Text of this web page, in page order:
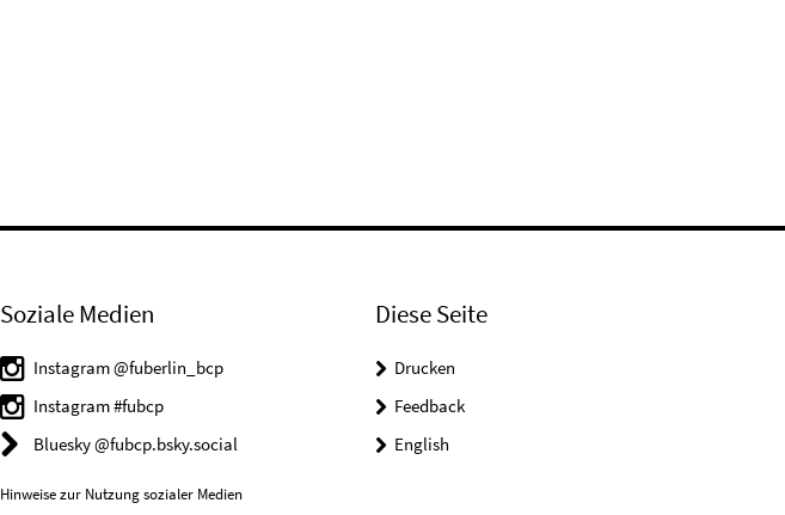
Soziale Medien
Instagram @fuberlin_bcp
Instagram #fubcp
Bluesky @fubcp.bsky.social
Hinweise zur Nutzung sozialer Medien
Diese Seite
Drucken
Feedback
English